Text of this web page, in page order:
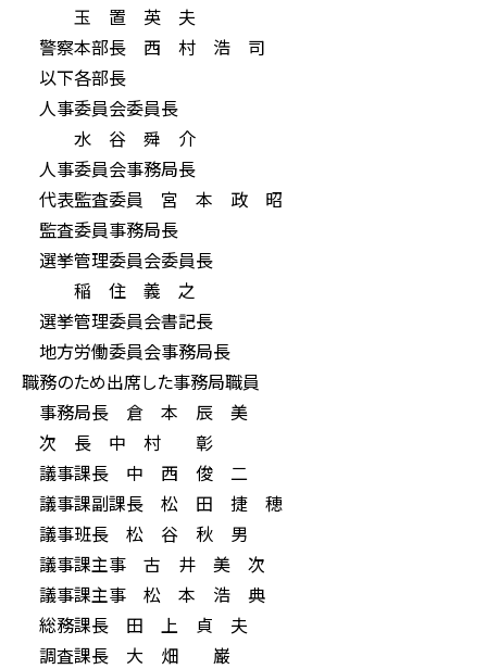
玉 置 英 夫
警察本部長 西 村 浩 司
以下各部長
人事委員会委員長
水 谷 舜 介
人事委員会事務局長
代表監査委員 宮 本 政 昭
監査委員事務局長
選挙管理委員会委員長
稲 住 義 之
選挙管理委員会書記長
地方労働委員会事務局長
職務のため出席した事務局職員
事務局長 倉 本 辰 美
次 長 中 村 彰
議事課長 中 西 俊 二
議事課副課長 松 田 捷 穂
議事班長 松 谷 秋 男
議事課主事 古 井 美 次
議事課主事 松 本 浩 典
総務課長 田 上 貞 夫
調査課長 大 畑 巌